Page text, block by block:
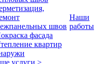
швов
фасада
квартир
услуги >
Наши
работы